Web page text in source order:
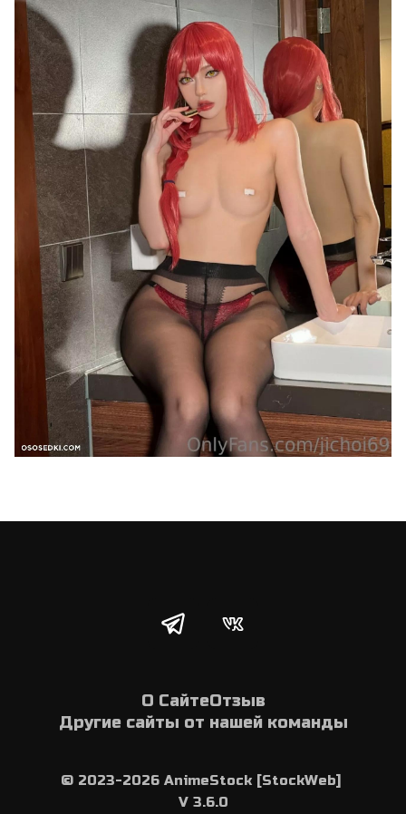
О СайтеОтзыв
Другие сайты от нашей команды
© 2023-2026 AnimeStock [StockWeb]
V 3.6.0